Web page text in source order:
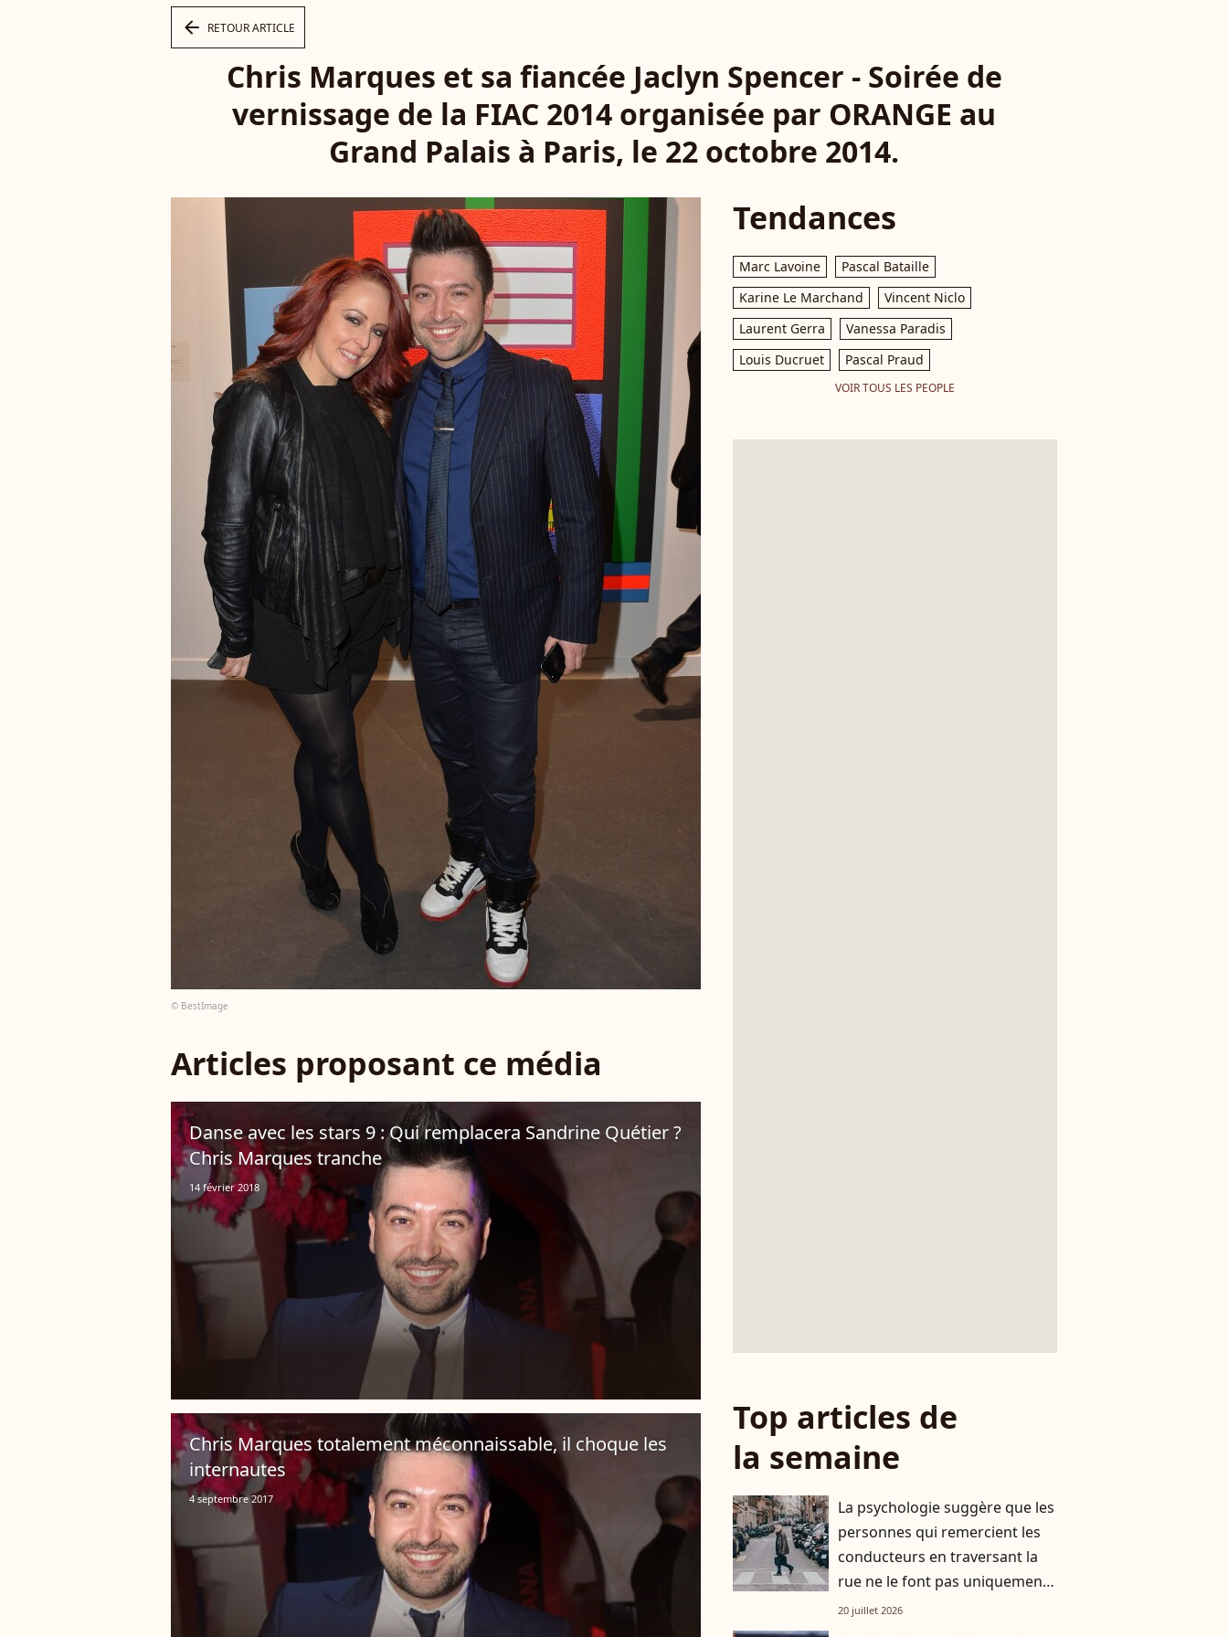
arrow_left RETOUR ARTICLE
Chris Marques et sa fiancée Jaclyn Spencer - Soirée de
vernissage de la FIAC 2014 organisée par ORANGE au
Grand Palais à Paris, le 22 octobre 2014.
© BestImage
Articles proposant ce média
Danse avec les stars 9 : Qui remplacera Sandrine Quétier ?
Chris Marques tranche
14 février 2018
Chris Marques totalement méconnaissable, il choque les
internautes
4 septembre 2017
Tendances
Marc Lavoine
Pascal Bataille
Karine Le Marchand
Vincent Niclo
Laurent Gerra
Vanessa Paradis
Louis Ducruet
Pascal Praud
VOIR TOUS LES PEOPLE
Top articles de
la semaine
La psychologie suggère que les
personnes qui remercient les
conducteurs en traversant la
rue ne le font pas uniquement
par gratitude
20 juillet 2026